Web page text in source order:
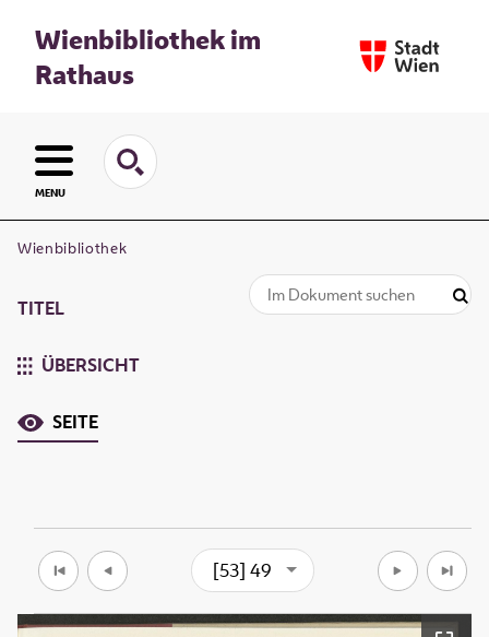
Wienbibliothek im
Rathaus
MENU
Wienbibliothek
TITEL
ÜBERSICHT
SEITE
[53] 49